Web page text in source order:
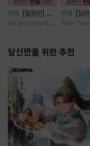
만화
[일권만] 기
억상실 악역 영애
니에게서 도망칠
본]
Minoru Katsura / Mizune
만화
[일
료 마법에
사랑꾼이
Sane
당신만을 위한 추천